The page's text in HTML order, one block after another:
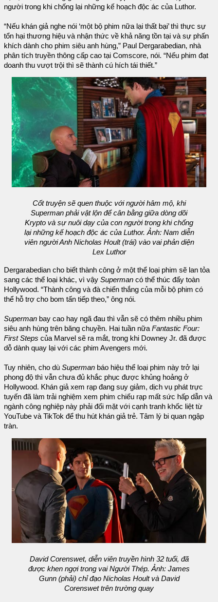
người trong khi chống lại những kế hoạch độc ác của Luthor.
“Nếu khán giả nghe nói ‘một bộ phim nữa lại thất bại’ thì thực sự
tổn hại thương hiệu và nhận thức về khả năng tồn tại và sự phấn
khích dành cho phim siêu anh hùng,” Paul Dergarabedian, nhà
phân tích truyền thông cấp cao tại Comscore, nói. “Nếu phim đạt
doanh thu vượt trội thì sẽ thành cú hích tái thiết.”
Cốt truyện sẽ quen thuộc với người hâm mộ, khi
Superman phải vật lộn để cân bằng giữa dòng dõi
Krypto và sự nuôi dạy của con người trong khi chống
lại những kế hoạch độc ác của Luthor. Ảnh: Nam diễn
viên người Anh Nicholas Hoult (trái) vào vai phản diện
Lex Luthor
Dergarabedian cho biết thành công ở một thể loại phim sẽ lan tỏa
sang các thể loại khác, vì vậy Superman có thể thúc đẩy toàn
Hollywood. “Thành công và đà chiến thắng của mỗi bộ phim có
thể hỗ trợ cho bom tấn tiếp theo,” ông nói.
Superman bay cao hay ngã đau thì vẫn sẽ có thêm nhiều phim
siêu anh hùng trên băng chuyền. Hai tuần nữaFantastic Four:
First Steps của Marvel sẽ ra mắt, trong khi Downey Jr. đã được
dỗ dành quay lại với các phim Avengers mới.
Tuy nhiên, cho dù Superman báo hiệu thể loại phim này trở lại
phong độ thì vẫn chưa đủ khắc phục được khủng hoảng ở
Hollywood. Khán giả xem rạp đang suy giảm, dịch vụ phát trực
tuyến đã làm trải nghiệm xem phim chiếu rạp mất sức hấp dẫn và
ngành công nghiệp này phải đối mặt với cạnh tranh khốc liệt từ
YouTube và TikTok để thu hút khán giả trẻ. Tâm lý bi quan ngập
tràn.
David Corenswet, diễn viên truyền hình 32 tuổi, đã
được khen ngợi trong vai Người Thép. Ảnh: James
Gunn (phải) chỉ đạo Nicholas Hoult và David
Corenswet trên trường quay